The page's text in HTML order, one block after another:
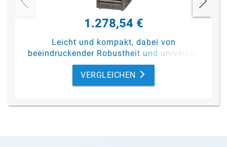
1.278,54 €
Leicht und kompakt, dabei von
beeindruckender Robustheit und universell
einsetzbar. Bei gewerblichen und privaten
Kunden gleichermaßen beliebt. Mit einer
Entfeuchtungsleistung von 18 Litern pro
VERGLEICHEN